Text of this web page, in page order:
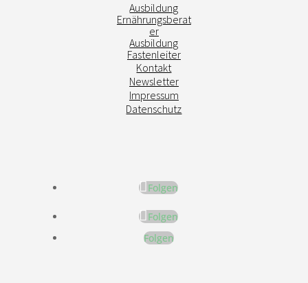
Ausbildung
Ernährungsberat
er
Ausbildung
Fastenleiter
Kontakt
Newsletter
Impressum
Datenschutz
Folgen
Folgen
Folgen